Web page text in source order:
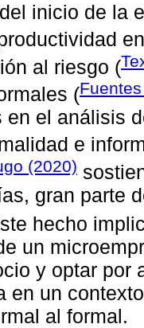
inicio de la
al riesgo (
(
en el análisis
e
(2020)
gran parte
hecho
un
y optar por
en un
al formal.